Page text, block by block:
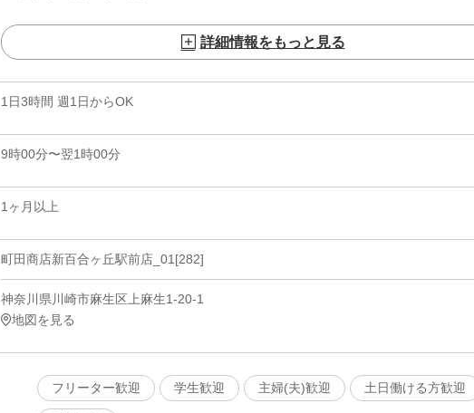
詳細情報をもっと見る
1日3時間 週1日からOK
9時00分〜翌1時00分
1ヶ月以上
町田商店新百合ヶ丘駅前店_01[282]
神奈川県川崎市麻生区上麻生1-20-1
地図を見る
フリーター歓迎
学生歓迎 主婦(夫)歓迎 土日働ける方歓迎